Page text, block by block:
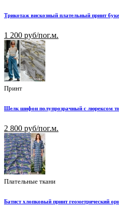
Трикотаж вискозный плательный принт
1 200 руб/пог.м.
Принт
Шелк шифон полупрозрачный с люрексом
2 800 руб/пог.м.
Плательные ткани
Батист хлопковый принт геометрический